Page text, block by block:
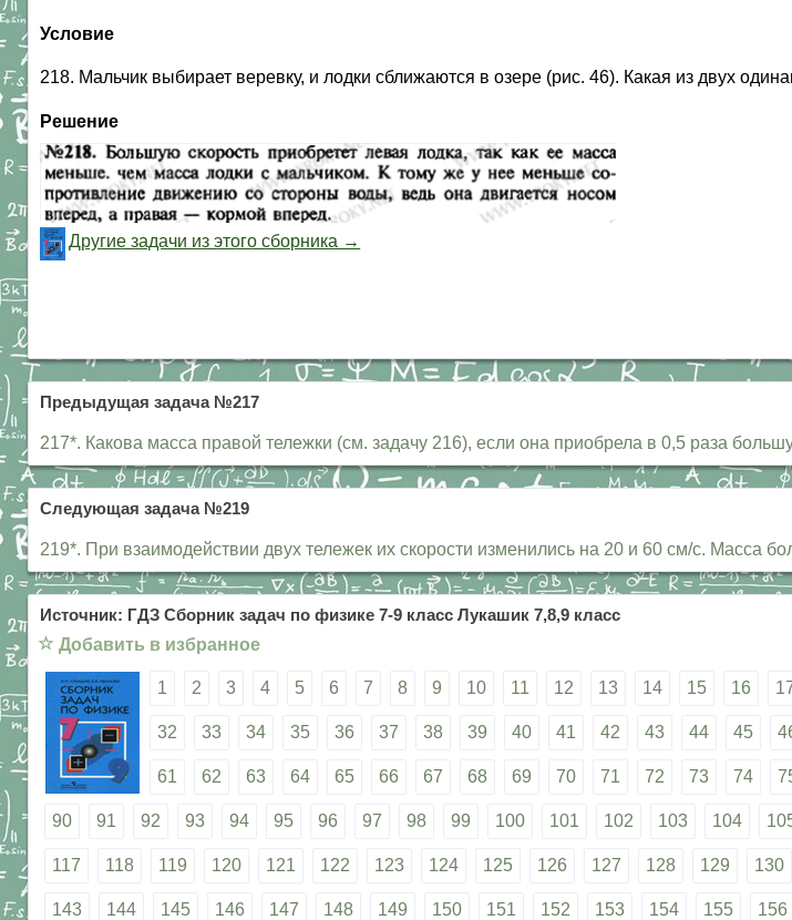
Условие
218. Мальчик выбирает веревку, и лодки сближаются в озере (рис. 46). Какая из двух
Решение
Другие задачи из этого сборника →
Предыдущая задача №217
217*. Какова масса правой тележки (см. задачу 216), если она приобрела в 0,5 раза
Следующая задача №219
219*. При взаимодействии двух тележек их скорости изменились на 20 и 60 см/с. Масса
Источник: ГДЗ Сборник задач по физике 7-9 класс Лукашик 7,8,9 класс
☆ Добавить в избранное
1 2 3 4 5 6 7 8 9 10 11 12 13 14 15 16
32 33 34 35 36 37 38 39 40 41 42 43 44 45
61 62 63 64 65 66 67 68 69 70 71 72 73 74
90 91 92 93 94 95 96 97 98 99 100 101 102 103 104
117 118 119 120 121 122 123 124 125 126 127 128 129 130
143 144 145 146 147 148 149 150 151 152 153 154 155 156